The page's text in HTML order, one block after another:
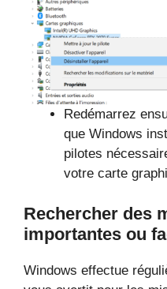
Redémarrez
que Windows
pilotes
votre carte
Rechercher des
importantes ou
Windows effectue